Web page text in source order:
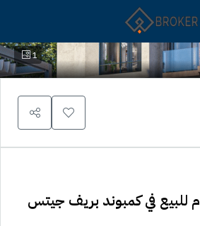
1
تاون هاوس 190 م للبيع في كمبوند بريف جيتس